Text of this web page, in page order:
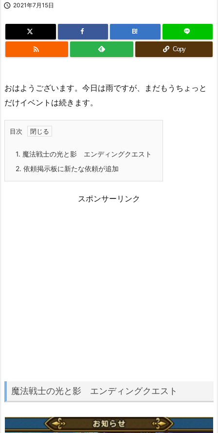
 2021年7月15日
B!
 Copy
おはようございます。今日は雨ですが、まだもうちょっと
だけイベントは続きます。
目次
1. 魔法戦士の光と影 エンディングクエスト
2. 依頼掲示板に新たな依頼が追加
スポンサーリンク
魔法戦士の光と影 エンディングクエスト